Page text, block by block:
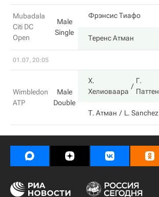
Mubadala
Citi DC
Open
Male
Single
Фрэнсис Тиафо
Теренс Атман
01.07, 20:05
Wimbledon
ATP
Male
Double
Х.
Хелиоваара
Г.
Паттен
Т. Атман L. Sanchez